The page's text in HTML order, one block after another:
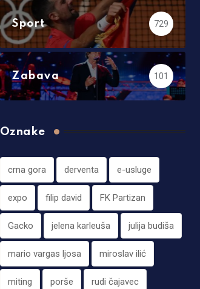
Sport 729
Zabava 101
Oznake
crna gora derventa e-usluge
expo filip david FK Partizan
Gacko jelena karleuša julija budiša
mario vargas ljosa miroslav ilić
miting porše rudi čajavec